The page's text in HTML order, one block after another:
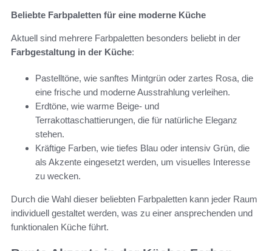
Beliebte Farbpaletten für eine moderne Küche
Aktuell sind mehrere Farbpaletten besonders beliebt in der
Farbgestaltung in der Küche:
Pastelltöne, wie sanftes Mintgrün oder zartes Rosa, die
eine frische und moderne Ausstrahlung verleihen.
Erdtöne, wie warme Beige- und
Terrakottaschattierungen, die für natürliche Eleganz
stehen.
Kräftige Farben, wie tiefes Blau oder intensiv Grün, die
als Akzente eingesetzt werden, um visuelles Interesse
zu wecken.
Durch die Wahl dieser beliebten Farbpaletten kann jeder Raum
individuell gestaltet werden, was zu einer ansprechenden und
funktionalen Küche führt.